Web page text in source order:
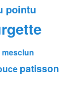
pointu
mesclun
patisson